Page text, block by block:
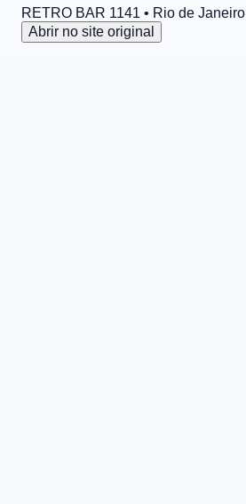
RETRO BAR 1141 • Rio de Janeiro
Abrir no site original